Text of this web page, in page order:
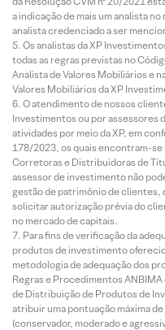
a indicação de mais um analista
analista credenciado a ser
Os analistas da XP
todas as regras previstas no
Analista de Valores Mobiliários e
Valores Mobiliários da XP
O atendimento de nossos
Investimentos ou por assessores
atividades por meio da XP, em
178/2023, os quais encontram-
Corretoras e Distribuidoras de
assessor de investimento não
gestão de patrimônio de
solicitar autorização prévia do
no mercado de capitais.
Para fins de verificação da
produtos de investimento
metodologia de adequação dos
Regras e Procedimentos
de Distribuição de Produtos de
atribuir uma pontuação máxima
(conservador, moderado e